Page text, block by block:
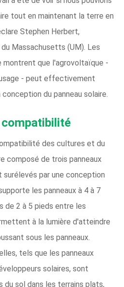
tout en maintenant la terre en
Stephen Herbert,
Massachusetts (UM). Les
montrent que l'agrovoltaïque -
- peut effectivement
du panneau solaire.
compatibilité
des cultures et du
composé de trois panneaux
par une conception
les panneaux à 4 à 7
de 2 à 5 pieds entre les
à la lumière d'atteindre
sous les panneaux.
tels que les panneaux
solaires, sont
du sol dans les terrains plats,